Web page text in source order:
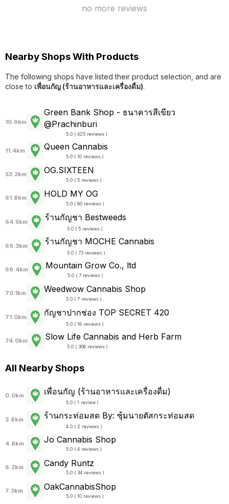
no more reviews
Nearby Shops With Products
The following shops have listed their product selection, and are
close to เพื่อนกัญ (ร้านอาหารและเครื่องดื่ม).
10.9km
Green Bank Shop - ธนาคารสีเขียว
@Prachinburi
5.0 ( 425 reviews )
11.4km Queen Cannabis
5.0 ( 10 reviews )
53.2km OG.SIXTEEN
5.0 ( 5 reviews )
61.8km HOLD MY OG
5.0 ( 80 reviews )
64.5km ร้านกัญชา Bestweeds
5.0 ( 5 reviews )
69.3km ร้านกัญชา MOCHE Cannabis
5.0 ( 73 reviews )
69.4km Mountain Grow Co., ltd
5.0 ( 7 reviews )
70.1km Weedwow Cannabis Shop
5.0 ( 7 reviews )
71.0km กัญชาปากช่อง TOP SECRET 420
5.0 ( 18 reviews )
74.0km Slow Life Cannabis and Herb Farm
5.0 ( 306 reviews )
All Nearby Shops
0.0km เพื่อนกัญ (ร้านอาหารและเครื่องดื่ม)
5.0 ( 1 review )
3.8km ร้านกระท่อมสด By: ซุ้มนายตัสกระท่อมสด
4.0 ( 2 reviews )
4.8km Jo Cannabis Shop
5.0 ( 4 reviews )
6.2km Candy Runtz
5.0 ( 34 reviews )
7.3km OakCannabisShop
5.0 ( 10 reviews )